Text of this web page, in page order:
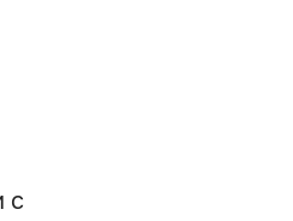
с